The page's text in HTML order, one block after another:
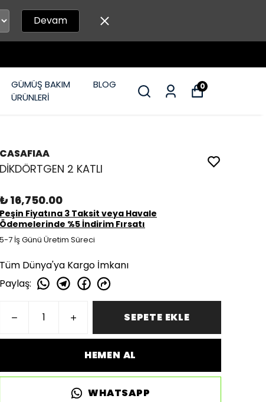
Devam
GÜMÜŞ BAKIM
ÜRÜNLERİ
BLOG 0
CASAFIAA
DİKDÖRTGEN 2 KATLI
₺ 16,750.00
Peşin Fiyatına 3 Taksit veya Havale
Ödemelerinde %5 İndirim Fırsatı
5-7 İş Günü Üretim Süreci
Tüm Dünya'ya Kargo İmkanı
Paylaş:
SEPETE EKLE
HEMEN AL
WHATSAPP